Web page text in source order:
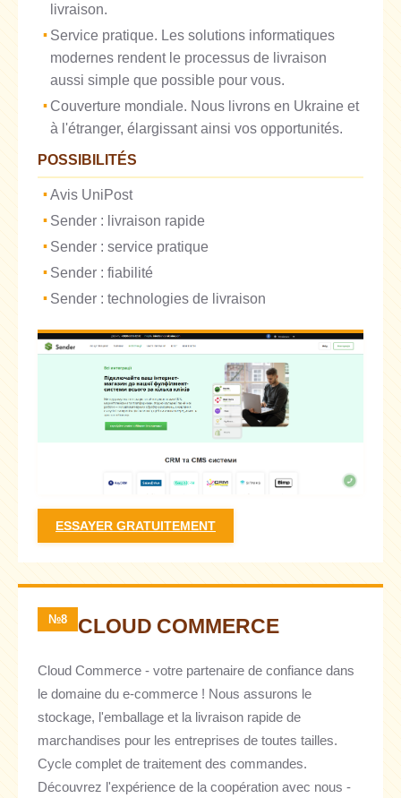
livraison.
Service pratique. Les solutions informatiques
modernes rendent le processus de livraison
aussi simple que possible pour vous.
Couverture mondiale. Nous livrons en Ukraine et
à l'étranger, élargissant ainsi vos opportunités.
POSSIBILITÉS
Avis UniPost
Sender : livraison rapide
Sender : service pratique
Sender : fiabilité
Sender : technologies de livraison
ESSAYER GRATUITEMENT
№8 CLOUD COMMERCE
Cloud Commerce - votre partenaire de confiance dans
le domaine du e-commerce ! Nous assurons le
stockage, l'emballage et la livraison rapide de
marchandises pour les entreprises de toutes tailles.
Cycle complet de traitement des commandes.
Découvrez l'expérience de la coopération avec nous -